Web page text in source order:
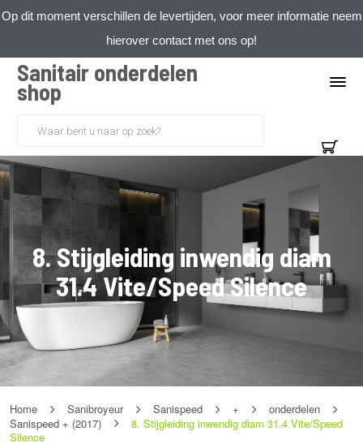
Op dit moment verschillen de levertijden, voor meer informatie neem
hierover contact met ons op!
Sanitair onderdelen
shop
8. Stijgleiding inwendig diam
31.4 Vite/Speed Silence
Home Sanibroyeur Sanispeed +
onderdelen
Sanispeed + (2017)
8. Stijgleiding inwendig diam 31.4 Vite/Speed
Silence